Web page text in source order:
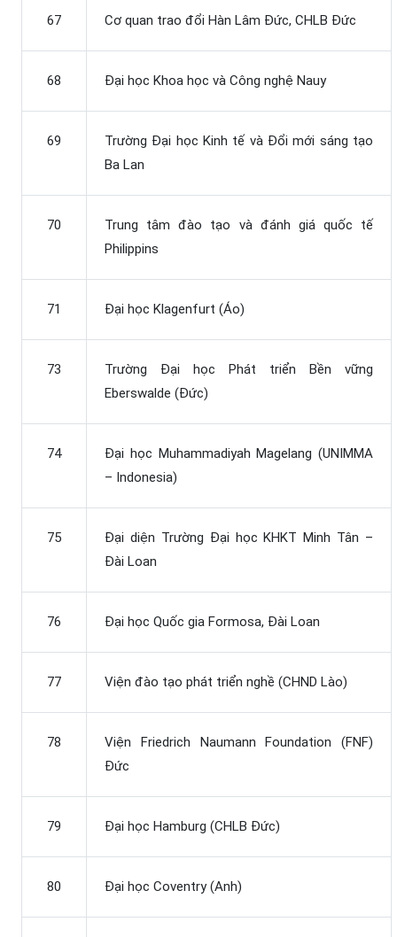
67 Cơ quan trao đổi Hàn Lâm Đức, CHLB Đức
68 Đại học Khoa học và Công nghệ Nauy
69
Trường Đại học Kinh tế và Đổi mới sáng tạo
Ba Lan
70
Trung tâm đào tạo và đánh giá quốc tế
Philippins
71 Đại học Klagenfurt (Áo)
73
Trường Đại học Phát triển Bền vững
Eberswalde (Đức)
74
Đại học Muhammadiyah Magelang (UNIMMA
– Indonesia)
75
Đại diện Trường Đại học KHKT Minh Tân –
Đài Loan
76 Đại học Quốc gia Formosa, Đài Loan
77 Viện đào tạo phát triển nghề (CHND Lào)
78
Viện Friedrich Naumann Foundation (FNF)
Đức
79 Đại học Hamburg (CHLB Đức)
80 Đại học Coventry (Anh)